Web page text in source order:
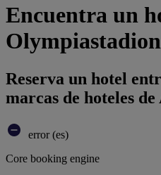
Encuentra un
Reserva un hotel
marcas de hoteles
error (es)
Core booking engine